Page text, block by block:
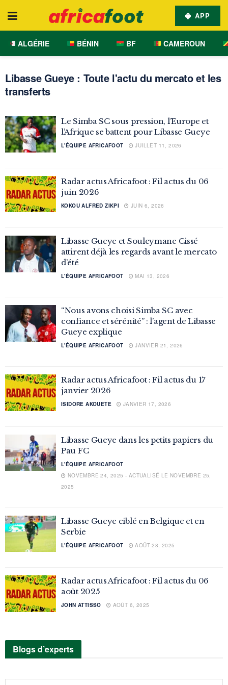
APP
ALGÉRIE BÉNIN BF CAMEROUN
Libasse Gueye : Toute l'actu du mercato et les
transferts
Le Simba SC sous pression, l’Europe et
l’Afrique se battent pour Libasse Gueye
L'ÉQUIPE AFRICAFOOT JUILLET 11, 2026
Radar actus Africafoot : Fil actus du 06
juin 2026
KOKOU ALFRED ZIKPI JUIN 6, 2026
Libasse Gueye et Souleymane Cissé
attirent déjà les regards avant le mercato
d’été
L'ÉQUIPE AFRICAFOOT MAI 13, 2026
“Nous avons choisi Simba SC avec
confiance et sérénité” : l’agent de Libasse
Gueye explique
L'ÉQUIPE AFRICAFOOT JANVIER 21, 2026
Radar actus Africafoot : Fil actus du 17
janvier 2026
ISIDORE AKOUETE JANVIER 17, 2026
Libasse Gueye dans les petits papiers du
Pau FC
L'ÉQUIPE AFRICAFOOT
NOVEMBRE 24, 2025 - ACTUALISÉ LE NOVEMBRE 25,
2025
Libasse Gueye ciblé en Belgique et en
Serbie
L'ÉQUIPE AFRICAFOOT AOÛT 28, 2025
Radar actus Africafoot : Fil actus du 06
août 2025
JOHN ATTISSO AOÛT 6, 2025
Blogs d’experts